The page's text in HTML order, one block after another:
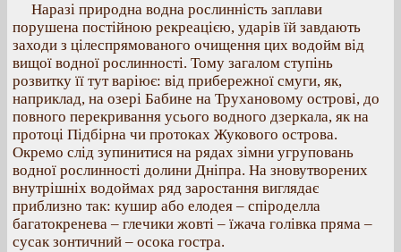
Наразі природна водна рослинність заплави
порушена постійною рекреацією, ударів їй завдають
заходи з цілеспрямованого очищення цих водойм від
вищої водної рослинності. Тому загалом ступінь
розвитку її тут варіює: від прибережної смуги, як,
наприклад, на озері Бабине на Трухановому острові, до
повного перекривання усього водного дзеркала, як на
протоці Підбірна чи протоках Жукового острова.
Окремо слід зупинитися на рядах зімни угруповань
водної рослинності долини Дніпра. На зновутворених
внутрішніх водоймах ряд заростання виглядає
приблизно так: кушир або елодея – спіроделла
багатокренева – глечики жовті – їжача голівка пряма –
сусак зонтичний – осока гостра.